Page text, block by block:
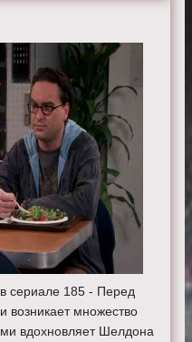
сериале 185 - Перед
возникает множество
вдохновляет Шелдона